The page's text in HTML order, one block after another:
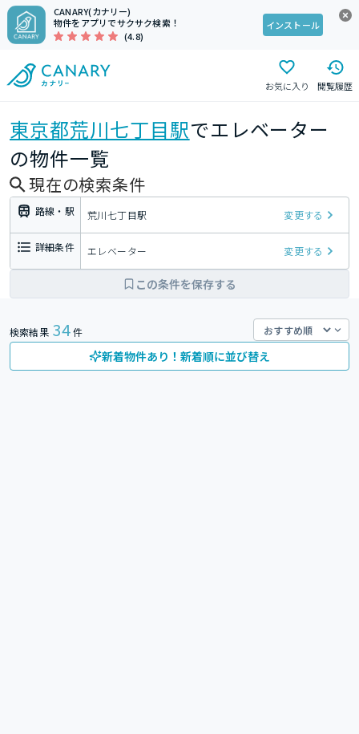
CANARY(カナリー)
物件をアプリでサクサク検索！
(4.8)
インストール
お気に入り 閲覧履歴
東京都荒川七丁目駅でエレベーター
の物件一覧
現在の検索条件
路線・駅 荒川七丁目駅 変更する
詳細条件 エレベーター 変更する
この条件を保存する
検索結果 34件
新着物件あり！新着順に並び替え